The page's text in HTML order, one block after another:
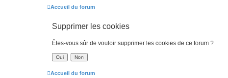
Accueil du forum
Supprimer les cookies
Êtes-vous sûr de vouloir supprimer les cookies de ce forum ?
Accueil du forum